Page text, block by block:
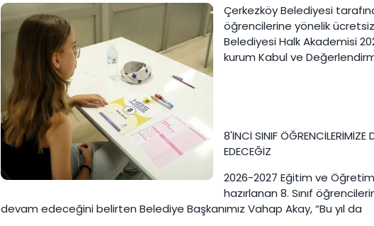
Çerkezköy Belediyesi
öğrencilerine yönelik
Belediyesi Halk Akademisi
kurum Kabul ve
8'İNCİ SINIF ÖĞRENCİLERİMİZE
EDECEĞİZ
2026-2027 Eğitim ve Öğretim
hazırlanan 8. Sınıf
devam edeceğini belirten Belediye Başkanımız Vahap Akay, “Bu yıl da